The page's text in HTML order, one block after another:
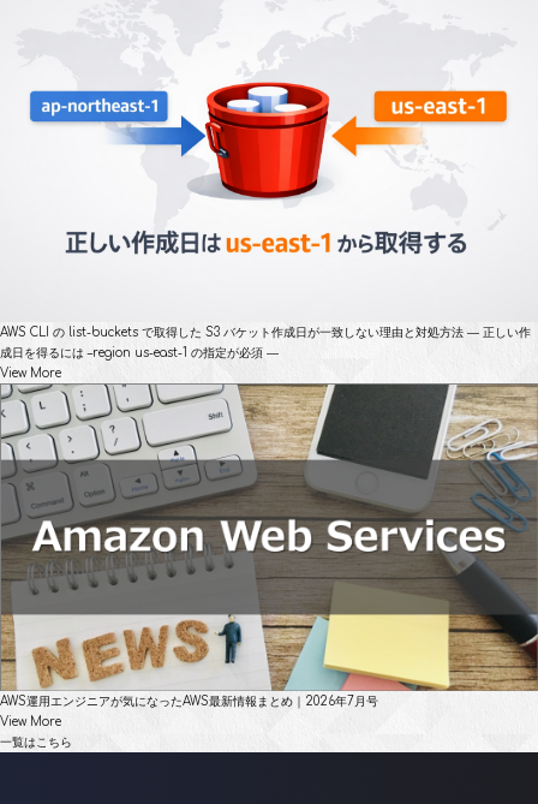
AWS CLI の list-buckets で取得した S3 バケット作成日が一致しない理由と対処方法 ― 正しい作
成日を得るには –region us-east-1 の指定が必須 ―
View More
AWS運用エンジニアが気になったAWS最新情報まとめ｜2026年7月号
View More
一覧はこちら